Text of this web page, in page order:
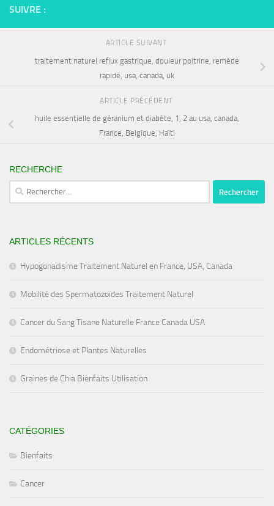
SUIVRE :
ARTICLE SUIVANT
traitement naturel reflux gastrique, douleur poitrine, remède
rapide, usa, canada, uk
ARTICLE PRÉCÉDENT
huile essentielle de géranium et diabète, 1, 2 au usa, canada,
France, Belgique, Haïti
RECHERCHE
Rechercher :
ARTICLES RÉCENTS
Hypogonadisme Traitement Naturel en France, USA, Canada
Mobilité des Spermatozoïdes Traitement Naturel
Cancer du Sang Tisane Naturelle France Canada USA
Endométriose et Plantes Naturelles
Graines de Chia Bienfaits Utilisation
CATÉGORIES
Bienfaits
Cancer